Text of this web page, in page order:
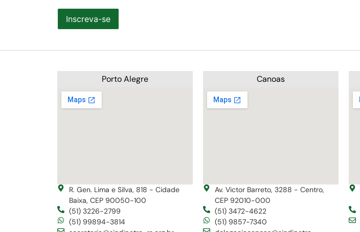
Inscreva-se
Porto Alegre
R. Gen. Lima e Silva, 818 - Cidade
Baixa, CEP 90050-100
(51) 3226-2799
(51) 99894-3814
Canoas
Av. Victor Barreto, 3288 - Centro,
CEP 92010-000
(51) 3472-4622
(51) 9857-7340